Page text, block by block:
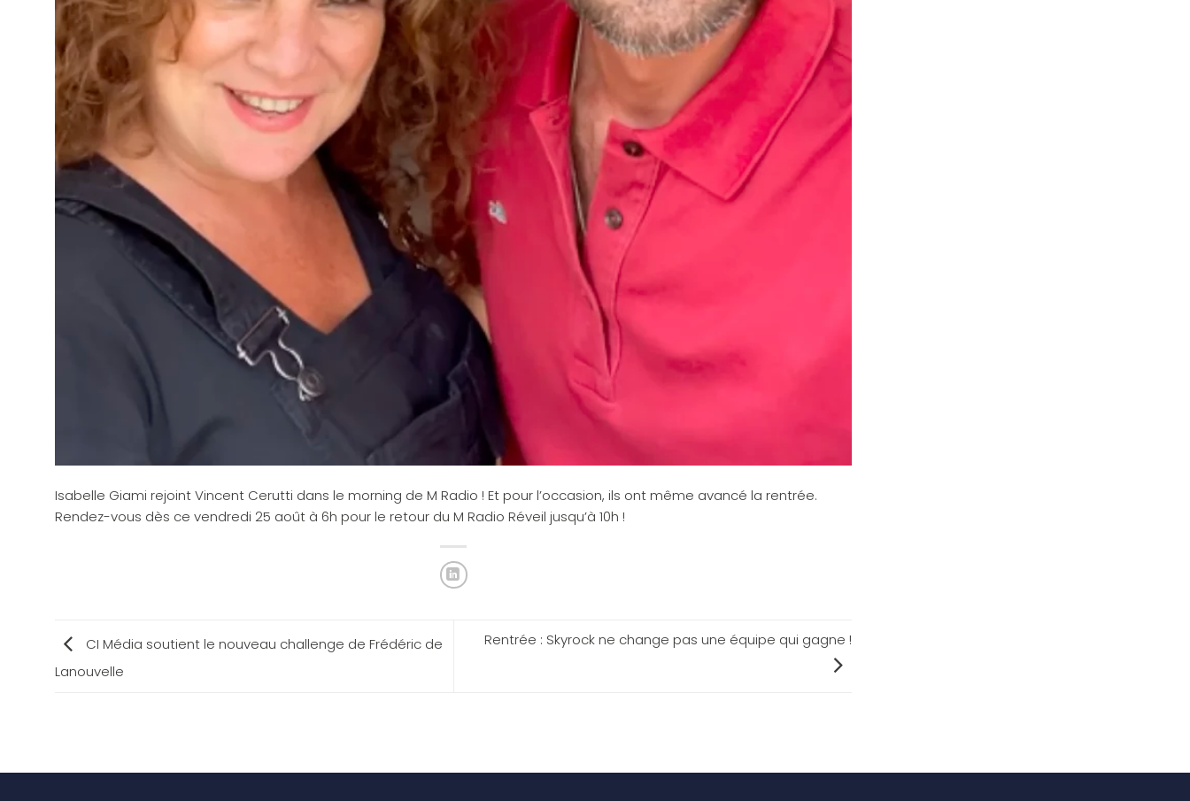
Isabelle Giami rejoint Vincent Cerutti dans le morning de M Radio ! Et pour l’occasion, ils ont même avancé la rentrée.
Rendez-vous dès ce vendredi 25 août à 6h pour le retour du M Radio Réveil jusqu’à 10h !
CI Média soutient le nouveau challenge de Frédéric de
Lanouvelle
Rentrée : Skyrock ne change pas une équipe qui gagne !